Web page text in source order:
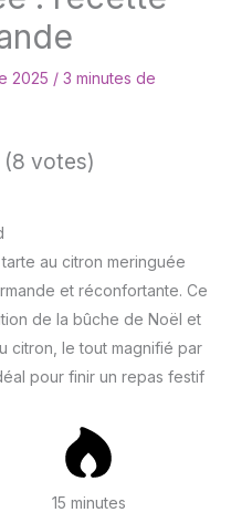
2025 / 3 minutes de
votes)
au citron meringuée
et réconfortante. Ce
de la bûche de Noël et
citron, le tout magnifié par
pour finir un repas festif
15 minutes